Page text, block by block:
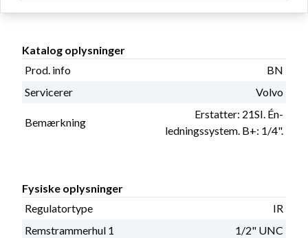
Katalog oplysninger
Prod. info
BN
Servicerer
Volvo
Bemærkning
Erstatter: 21SI. Én-
ledningssystem. B+: 1/4".
Fysiske oplysninger
Regulatortype
IR
Remstrammerhul 1
1/2" UNC